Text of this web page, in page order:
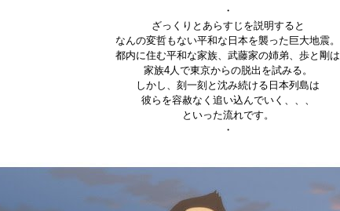
・
ざっくりとあらすじを説明すると
なんの変哲もない平和な日本を襲った巨大地震。
都内に住む平和な家族、武藤家の姉弟、歩と剛は
家族4人で東京からの脱出を試みる。
しかし、刻一刻と沈み続ける日本列島は
彼らを容赦なく追い込んでいく、、、
といった流れです。
・